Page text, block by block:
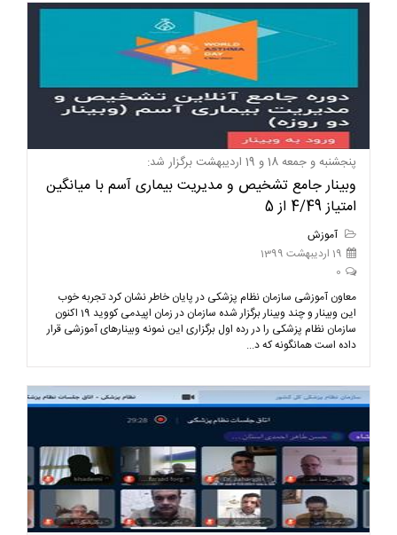
پنجشنبه و جمعه 18 و 19 اردیبهشت برگزار شد:
وبینار جامع تشخیص و مدیریت بیماری آسم با میانگین
امتیاز 4/49 از 5
آموزش
19 اردیبهشت 1399
0
معاون آموزشی سازمان نظام پزشکی در پایان خاطر نشان کرد تجربه خوب
این وبینار و چند وبینار برگزار شده سازمان در زمان اپیدمی کووید 19 اکنون
سازمان نظام پزشکی را در رده اول برگزاری این نمونه وبینارهای آموزشی قرار
داده است همانگونه که د...